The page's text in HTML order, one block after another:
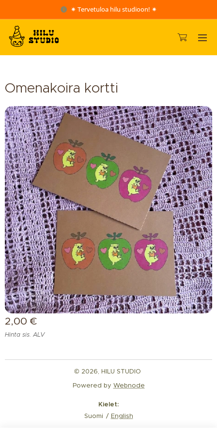
✷ Tervetuloa hilu studioon! ✷
Omenakoira kortti
2,00 €
Hinta sis. ALV
© 2026, HILU STUDIO
Powered by Webnode
Kielet
Suomi
English